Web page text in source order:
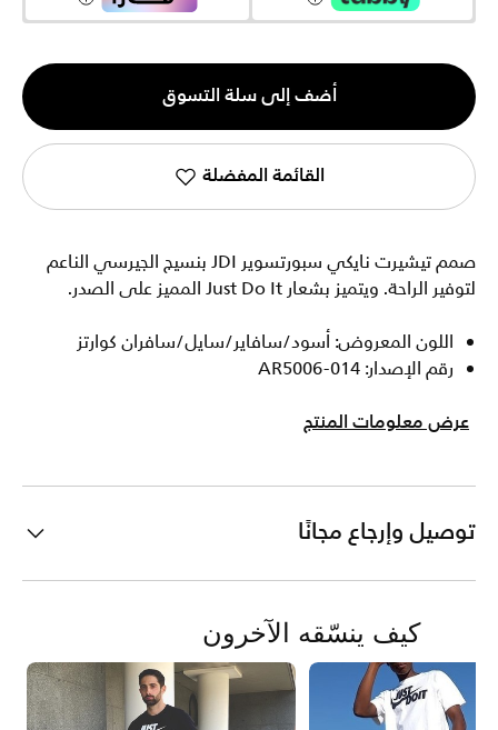
الكمية
1
أضف إلى سلة التسوق
القائمة المفضلة
صمم تيشيرت نايكي سبورتسوير JDI بنسيج الجيرسي الناعم
لتوفير الراحة. ويتميز بشعار Just Do It المميز على الصدر.
اللون المعروض: أسود/سافاير/سايل/سافران كوارتز
رقم الإصدار: AR5006-014
عرض معلومات المنتج
توصيل وإرجاع مجانًا